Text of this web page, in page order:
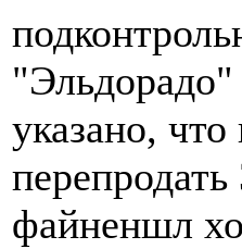
"Эльдорадо"
указано,
файненшл